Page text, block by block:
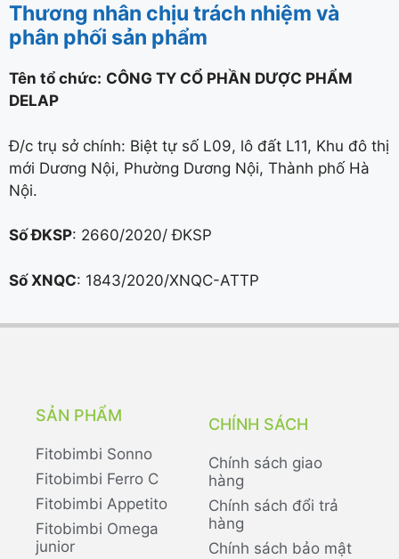
Thương nhân chịu trách nhiệm và
phân phối sản phẩm
Tên tổ chức: CÔNG TY CỔ PHẦN DƯỢC PHẨM
DELAP
Đ/c trụ sở chính: Biệt tự số L09, lô đất L11, Khu đô thị
mới Dương Nội, Phường Dương Nội, Thành phố Hà
Nội.
Số ĐKSP: 2660/2020/ ĐKSP
Số XNQC: 1843/2020/XNQC-ATTP
SẢN PHẨM
Fitobimbi Sonno
Fitobimbi Ferro C
Fitobimbi Appetito
Fitobimbi Omega
junior
CHÍNH SÁCH
Chính sách giao
hàng
Chính sách đổi trả
hàng
Chính sách bảo mật